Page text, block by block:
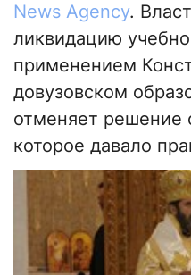
News Agency.
ликвидацию
применением
довузовском
отменяет решение
которое давало